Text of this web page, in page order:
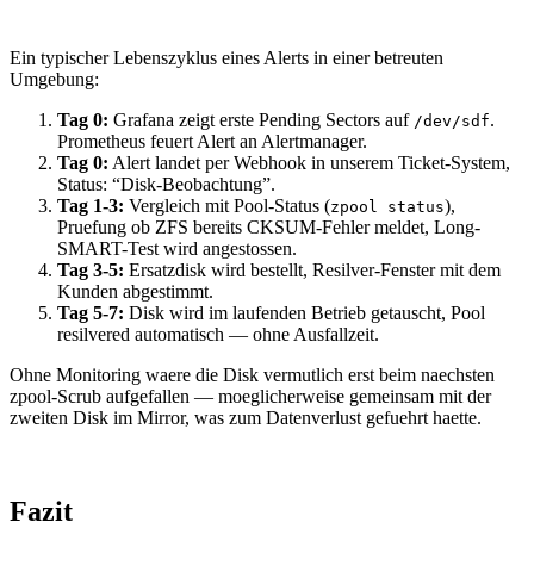
Ein typischer Lebenszyklus eines Alerts in einer betreuten
Umgebung:
Tag 0: Grafana zeigt erste Pending Sectors auf /dev/sdf.
Prometheus feuert Alert an Alertmanager.
Tag 0: Alert landet per Webhook in unserem Ticket-System,
Status: “Disk-Beobachtung”.
Tag 1-3: Vergleich mit Pool-Status (zpool status),
Pruefung ob ZFS bereits CKSUM-Fehler meldet, Long-
SMART-Test wird angestossen.
Tag 3-5: Ersatzdisk wird bestellt, Resilver-Fenster mit dem
Kunden abgestimmt.
Tag 5-7: Disk wird im laufenden Betrieb getauscht, Pool
resilvered automatisch — ohne Ausfallzeit.
Ohne Monitoring waere die Disk vermutlich erst beim naechsten
zpool-Scrub aufgefallen — moeglicherweise gemeinsam mit der
zweiten Disk im Mirror, was zum Datenverlust gefuehrt haette.
Fazit